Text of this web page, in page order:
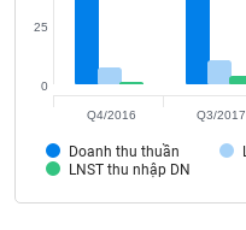
Doanh thu thuần
LNST thu nhập DN
0
25
Q4/2016 Q3/2017
Tin
Bài
viết
tác